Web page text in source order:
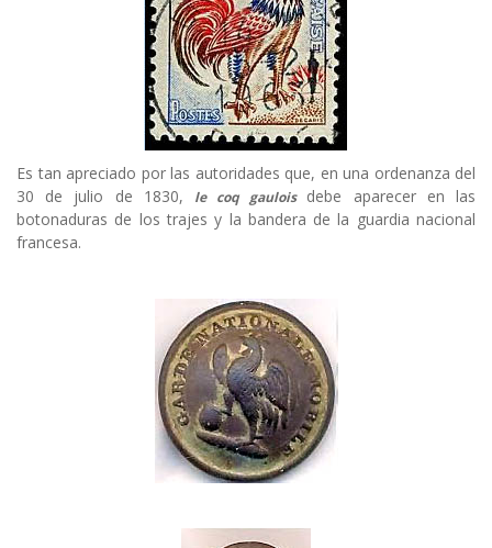
Es tan apreciado por las autoridades que, en una ordenanza del
30 de julio de 1830,
le coq gaulois debe aparecer en las
botonaduras de los trajes y la bandera de la guardia nacional
francesa.